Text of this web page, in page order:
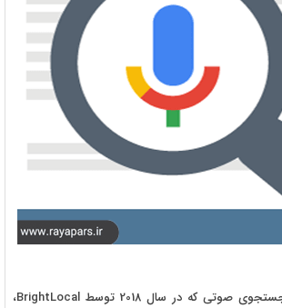
یک نظرسنجی برای جستجوی صوتی که در سال 2018 توسط BrightLocal،